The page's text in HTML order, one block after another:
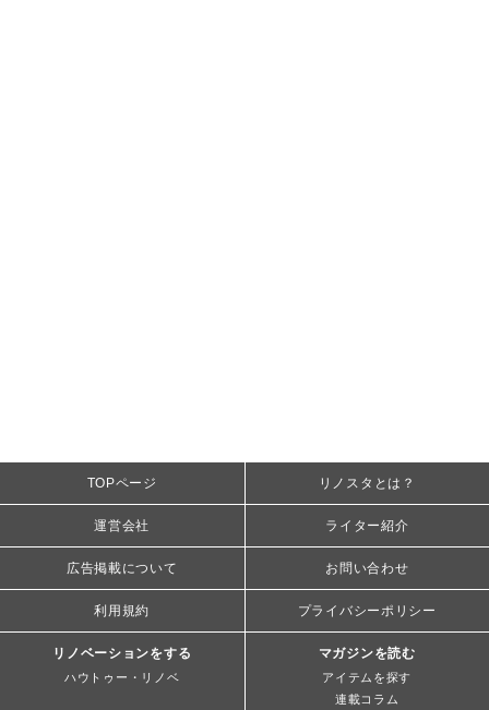
TOPページ リノスタとは？
運営会社 ライター紹介
広告掲載について お問い合わせ
利用規約 プライバシーポリシー
リノベーションをする
ハウトゥー・リノベ
マガジンを読む
アイテムを探す
連載コラム